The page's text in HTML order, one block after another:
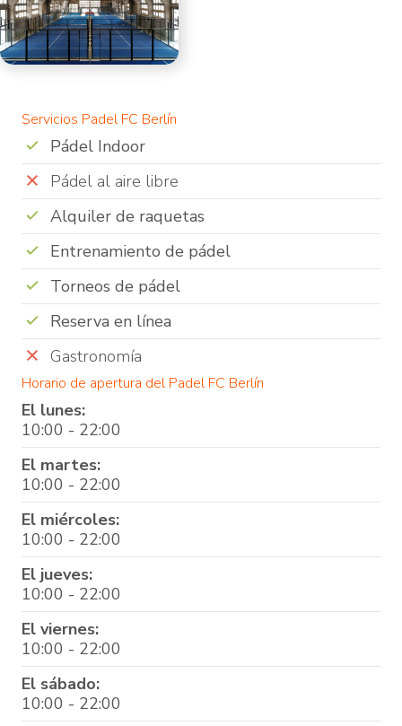
Servicios Padel FC Berlín
Pádel Indoor
Pádel al aire libre
Alquiler de raquetas
Entrenamiento de pádel
Torneos de pádel
Reserva en línea
Gastronomía
Horario de apertura del Padel FC Berlín
El lunes:
10:00 - 22:00
El martes:
10:00 - 22:00
El miércoles:
10:00 - 22:00
El jueves:
10:00 - 22:00
El viernes:
10:00 - 22:00
El sábado:
10:00 - 22:00